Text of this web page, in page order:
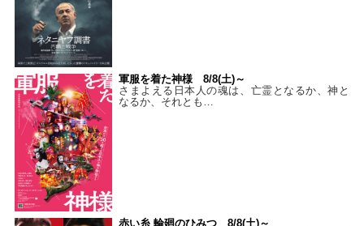
軍服を着た神様 8/8(土)～
さまよえる日本人の魂は、亡霊となるか、神と
なるか、それとも…
赤い糸 輪廻のひみつ 8/8(土)～